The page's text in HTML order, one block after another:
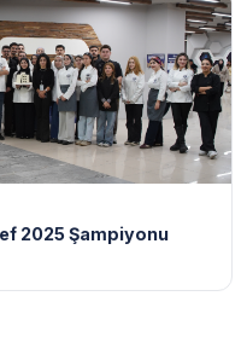
2025 Şampiyonu